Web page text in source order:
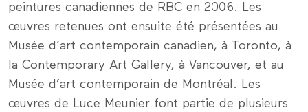
peintures canadiennes de RBC en 2006. Les
œuvres retenues ont ensuite été présentées au
Musée d’art contemporain canadien, à Toronto, à
la Contemporary Art Gallery, à Vancouver, et au
Musée d’art contemporain de Montréal. Les
œuvres de Luce Meunier font partie de plusieurs